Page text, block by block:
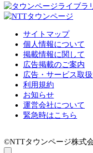
サイトマップ
個人情報について
掲載情報に関して
広告掲載のご案内
広告・サービス取
利用規約
お知らせ
運営会社について
緊急時はこちら
©NTTタウンページ株式会